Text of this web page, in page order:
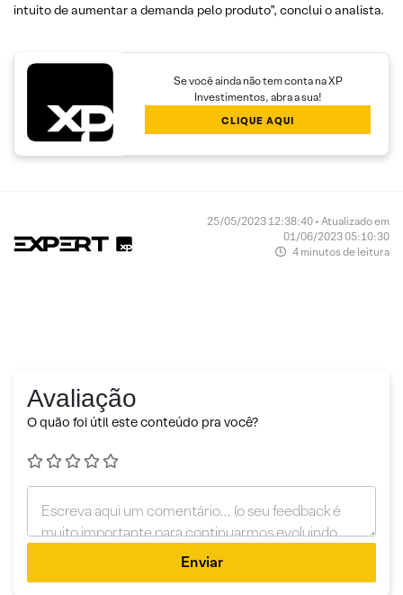
intuito de aumentar a demanda pelo produto”, conclui o analista.
Se você ainda não tem conta na XP
Investimentos, abra a sua!
CLIQUE AQUI
25/05/2023 12:38:40 • Atualizado em
01/06/2023 05:10:30
4 minutos de leitura
Avaliação
O quão foi útil este conteúdo pra você?
Enviar